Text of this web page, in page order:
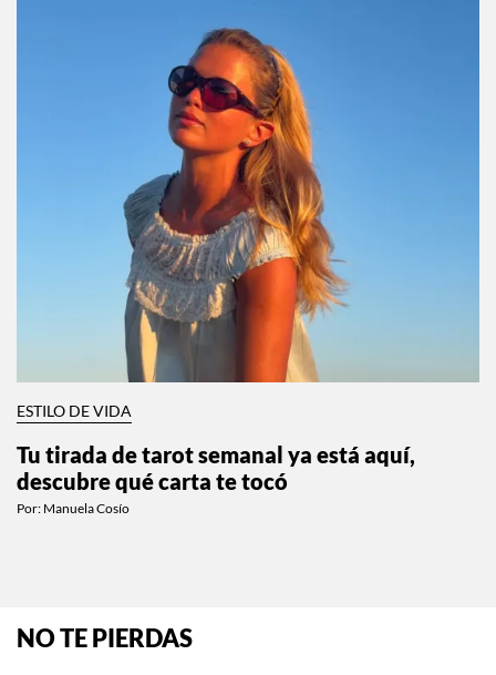
Los mejores planes en CDMX del 3 al 9 de
Manuela Cosío